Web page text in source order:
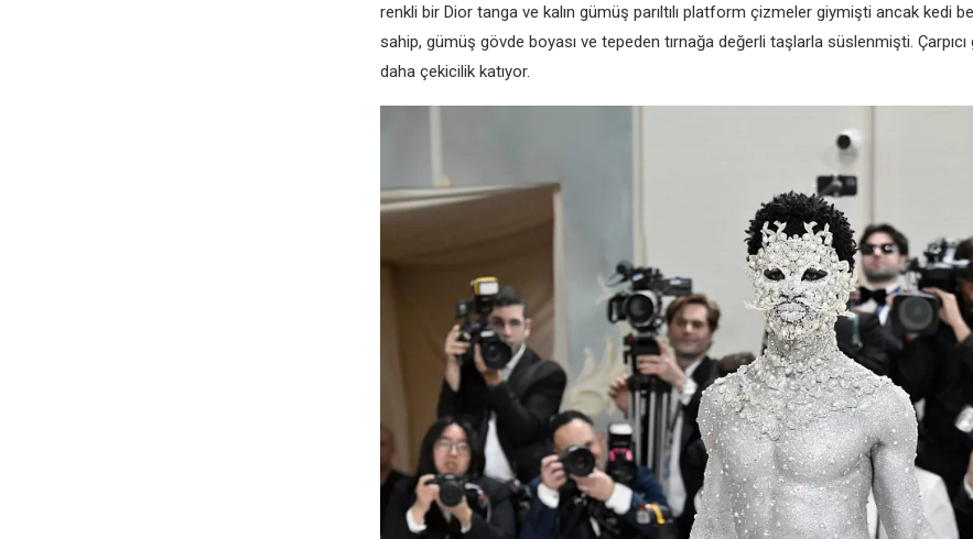
renkli bir Dior tanga ve kalın gümüş parıltılı platform çizmeler giymişti ancak kedi
sahip, gümüş gövde boyası ve tepeden tırnağa değerli taşlarla süslenmişti.
daha çekicilik katıyor.